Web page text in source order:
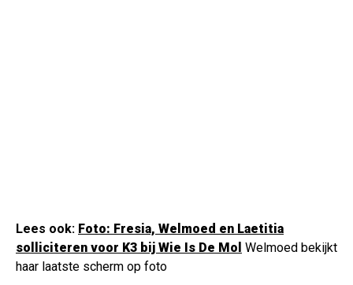
Lees ook: Foto: Fresia, Welmoed en Laetitia
solliciteren voor K3 bij Wie Is De Mol Welmoed bekijkt
haar laatste scherm op foto